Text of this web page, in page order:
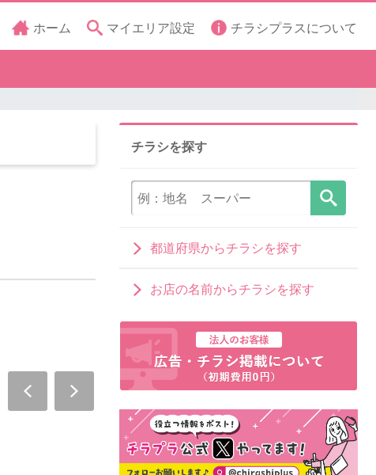
ホーム マイエリア設定 チラシプラスについて
チラシを探す
都道府県からチラシを探す
お店の名前からチラシを探す